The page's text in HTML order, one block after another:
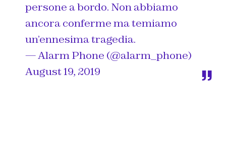
persone a bordo. Non abbiamo
ancora conferme ma temiamo
un’ennesima tragedia.
— Alarm Phone (@alarm_phone)
August 19, 2019